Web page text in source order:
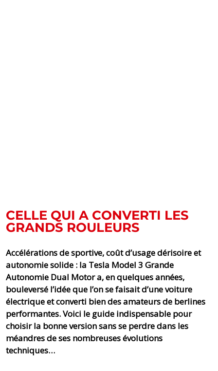
CELLE QUI A CONVERTI LES
GRANDS ROULEURS
Accélérations de sportive, coût d’usage dérisoire et
autonomie solide : la Tesla Model 3 Grande
Autonomie Dual Motor a, en quelques années,
bouleversé l’idée que l’on se faisait d’une voiture
électrique et converti bien des amateurs de berlines
performantes. Voici le guide indispensable pour
choisir la bonne version sans se perdre dans les
méandres de ses nombreuses évolutions
techniques…